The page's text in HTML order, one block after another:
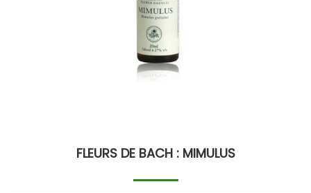
FLEURS DE BACH : MIMULUS